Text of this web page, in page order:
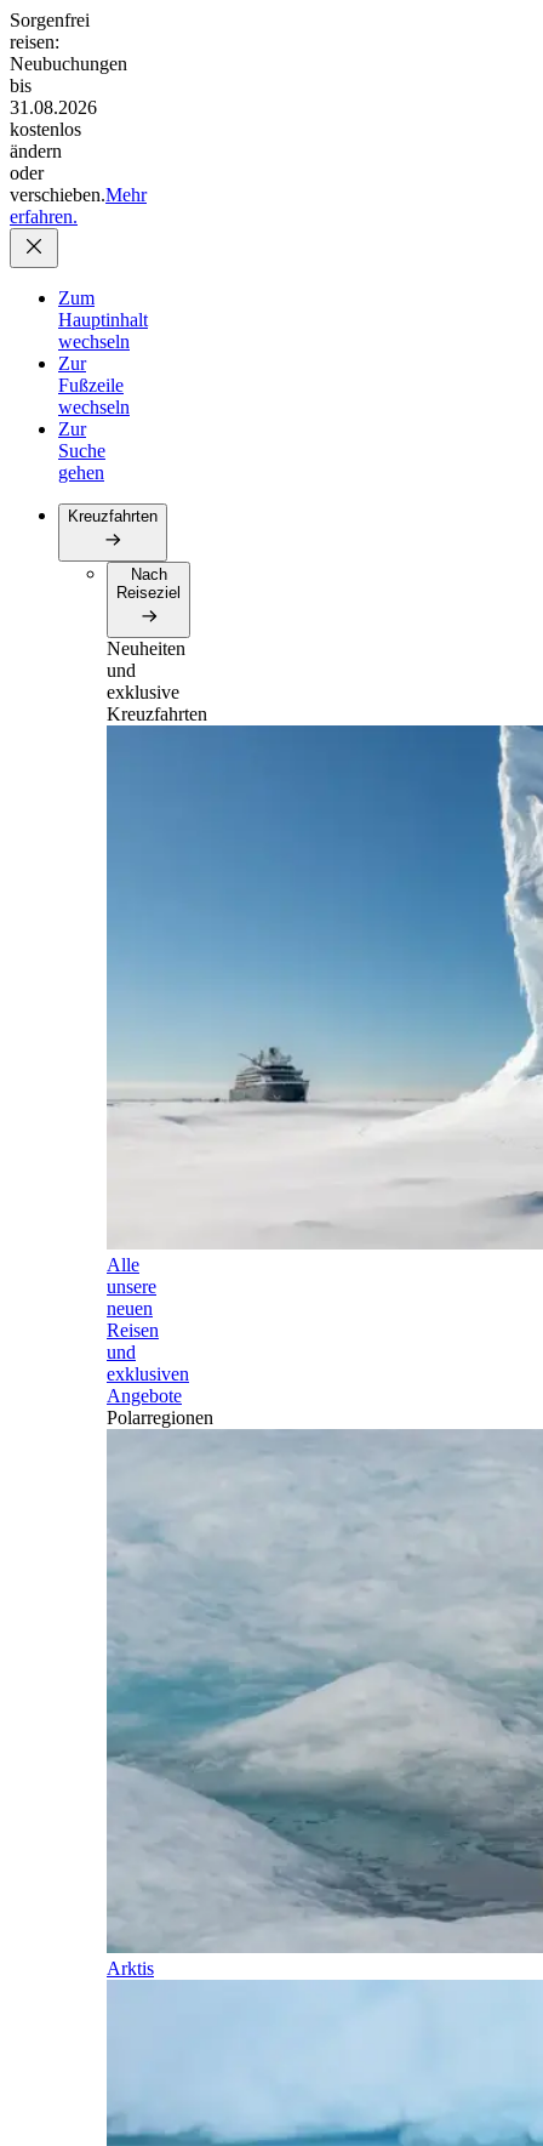
Sorgenfrei
reisen:
Neubuchungen
bis
31.08.2026
kostenlos
ändern
oder
verschieben.Mehr
erfahren.
Zum
Hauptinhalt
wechseln
Zur
Fußzeile
wechseln
Zur
Suche
gehen
Kreuzfahrten
Nach
Reiseziel
Neuheiten
und
exklusive
Kreuzfahrten
Alle
unsere
neuen
Reisen
und
exklusiven
Angebote
Polarregionen
Arktis